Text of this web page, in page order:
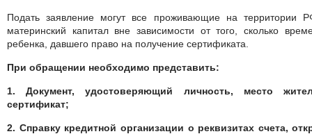
Подать заявление могут все проживающие на территории
материнский капитал вне зависимости от того, сколько
ребенка, давшего право на получение сертификата.
При обращении необходимо представить:
1. Документ, удостоверяющий личность, место
сертификат;
2. Справку кредитной организации о реквизитах счета,